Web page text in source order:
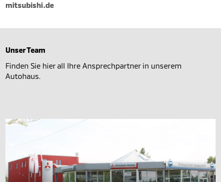
mitsubishi.de
Unser Team
Finden Sie hier all Ihre Ansprechpartner in unserem
Autohaus.